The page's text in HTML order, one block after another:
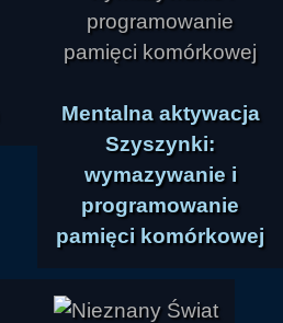
Mentalna aktywacja
Szyszynki:
wymazywanie i
programowanie
pamięci komórkowej